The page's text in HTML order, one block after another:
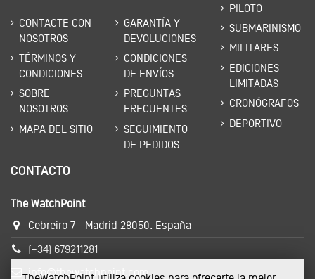
CONTACTE CON
NOSOTROS
TÉRMINOS Y
CONDICIONES
SOBRE
NOSOTROS
MAPA DEL SITIO
GARANTÍA Y
DEVOLUCIONES
CONDICIONES
DE ENVÍOS
PREGUNTAS
FRECUENTES
SEGUIMIENTO
DE PEDIDOS
PILOTO
SUBMARINISMO
MILITARES
EDICIONES
LIMITADAS
CRONÓGRAFOS
DEPORTIVO
CONTACTO
The WatchPoint
Cebreiro 7 - Madrid 28050. España
(+34) 679211281
info@thewatchpoint.com